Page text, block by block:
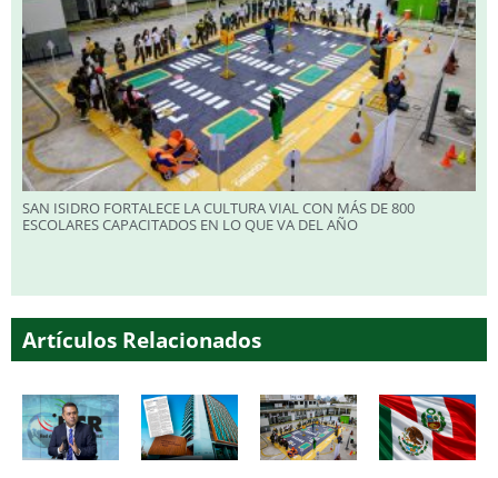
SAN ISIDRO FORTALECE LA CULTURA VIAL CON MÁS DE 800
ESCOLARES CAPACITADOS EN LO QUE VA DEL AÑO
Artículos Relacionados